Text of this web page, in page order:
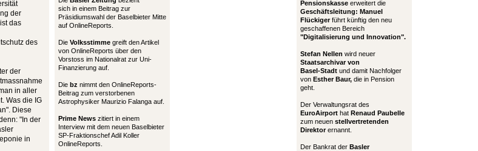
der
das
des
der
in aller
Was die IG
Diese
"In der
in
sich in einem Beitrag zur
Präsidiumswahl der Baselbieter Mitte
auf OnlineReports.
Die Volksstimme greift den Artikel
von OnlineReports über den
Vorstoss im Nationalrat zur Uni-
Finanzierung auf.
Die bz nimmt den OnlineReports-
Beitrag zum verstorbenen
Astrophysiker Maurizio Falanga auf.
Prime News zitiert in einem
Interview mit dem neuen Baselbieter
SP-Fraktionschef Adil Koller
OnlineReports.
Pensionskasse erweitert die
Geschäftsleitung: Manuel
Flückigerführt künftig den neu
geschaffenen Bereich
"Digitalisierung und Innovation".
Stefan Nellen wird neuer
Staatsarchivar von
Basel-Stadt und damit Nachfolger
von Esther Baur, die in Pension
geht.
Der Verwaltungsrat des
EuroAirport hat Renaud Paubelle
zum neuen stellvertretenden
Direktorernannt.
Der Bankrat der Basler